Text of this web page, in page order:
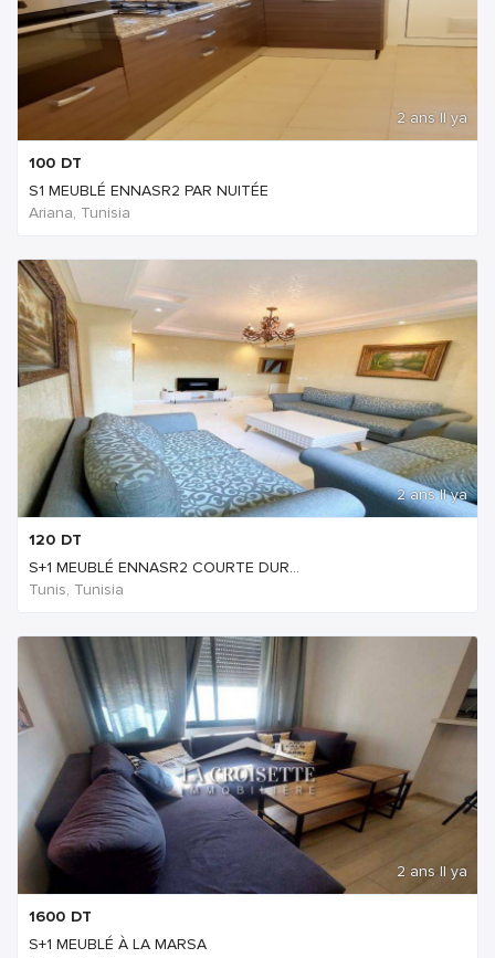
2 ans Il ya
100 DT
S1 MEUBLÉ ENNASR2 PAR NUITÉE
Ariana, Tunisia
2 ans Il ya
120 DT
S+1 MEUBLÉ ENNASR2 COURTE DUR...
Tunis, Tunisia
2 ans Il ya
1600 DT
S+1 MEUBLÉ À LA MARSA